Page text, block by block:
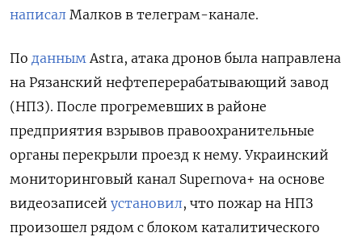
написал Малков в телеграм-канале.
По даннымAstra, атака дронов была направлена
на Рязанский нефтеперерабатывающий завод
(НПЗ). После прогремевших в районе
предприятия взрывов правоохранительные
органы перекрыли проезд к нему. Украинский
мониторинговый канал Supernova+ на основе
видеозаписей установил, что пожар на НПЗ
произошел рядом с блоком каталитического